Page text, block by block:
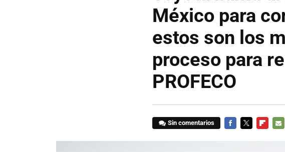
México para
estos son los
proceso para
PROFECO
Sin comentarios